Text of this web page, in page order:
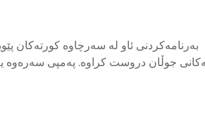
بەرنامەکردنی ئاو لە سەرچاوە کورتەکان
جوڵان دروست کراوە. پەمپی سەرەوە